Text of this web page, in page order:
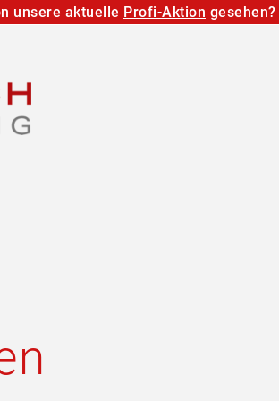
unsere aktuelle Profi-Aktion gesehen?